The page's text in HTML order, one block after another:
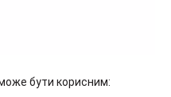
бути корисним: